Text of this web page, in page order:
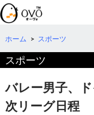
検
索
コ
テ
へ
動
ホーム > スポーツ
スポーツ
バレー男子、
次リーグ日程